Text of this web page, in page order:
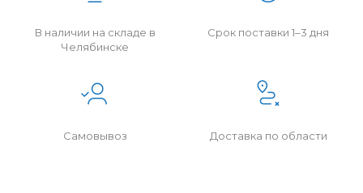
В наличии на складе в
Челябинске
Срок поставки 1–3 дня
Самовывоз Доставка по области